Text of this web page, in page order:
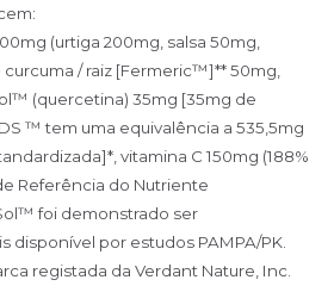
(urtiga 200mg, salsa 50mg,
/ raiz [Fermeric™]** 50mg,
(quercetina) 35mg [35mg de
™ tem uma equivalência a 535,5mg
vitamina C 150mg (188%
Referência do Nutriente
foi demonstrado ser
disponível por estudos PAMPA/PK.
registada da Verdant Nature, Inc.